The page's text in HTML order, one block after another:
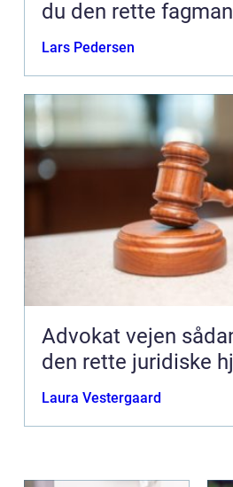
du den rette
Lars Pedersen
Advokat vejen sådan finder du
den rette juridiske
Laura Vestergaard